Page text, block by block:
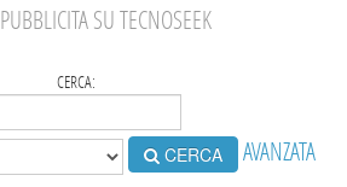
PUBBLICITA SU TECNOSEEK
CERCA:
CERCA AVANZATA